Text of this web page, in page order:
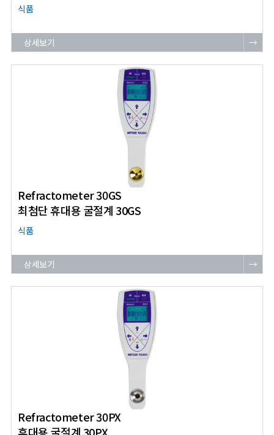
식품
상세보기 →
Refractometer 30GS
최첨단 휴대용 굴절계 30GS
식품
상세보기 →
Refractometer 30PX